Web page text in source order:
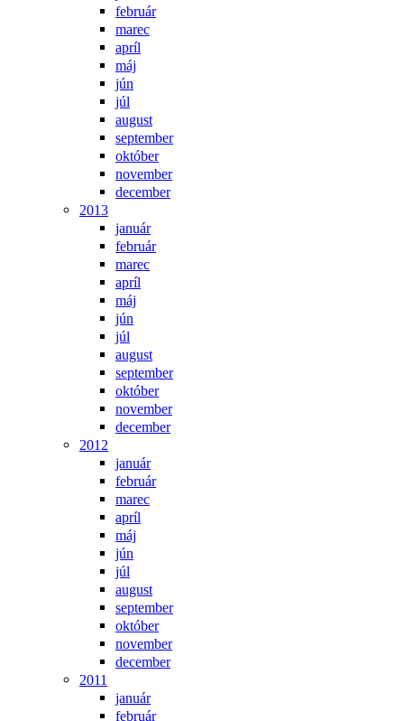
február
marec
apríl
máj
jún
júl
august
september
október
november
december
2013
január
február
marec
apríl
máj
jún
júl
august
september
október
november
december
2012
január
február
marec
apríl
máj
jún
júl
august
september
október
november
december
2011
január
február